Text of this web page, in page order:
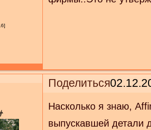
Поделиться
Насколько я знаю,
выпускавшей детали